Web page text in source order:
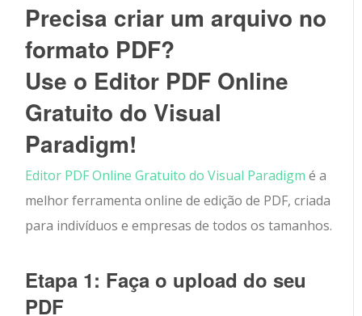
Precisa criar um arquivo no
formato PDF?
Use o Editor PDF Online
Gratuito do Visual
Paradigm!
Editor PDF Online Gratuito do Visual Paradigm é a
melhor ferramenta online de edição de PDF, criada
para indivíduos e empresas de todos os tamanhos.
Etapa 1: Faça o upload do seu
PDF